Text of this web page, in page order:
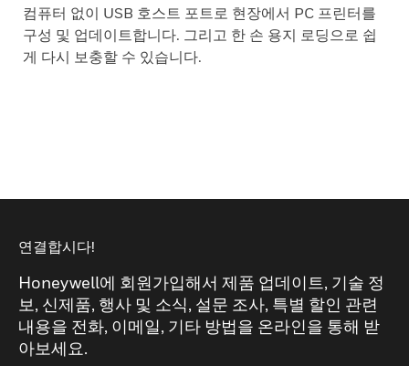
컴퓨터 없이 USB 호스트 포트로 현장에서 PC 프린터를
구성 및 업데이트합니다. 그리고 한 손 용지 로딩으로 쉽
게 다시 보충할 수 있습니다.
연결합시다!
Honeywell에 회원가입해서 제품 업데이트, 기술 정
보, 신제품, 행사 및 소식, 설문 조사, 특별 할인 관련
내용을 전화, 이메일, 기타 방법을 온라인을 통해 받
아보세요.